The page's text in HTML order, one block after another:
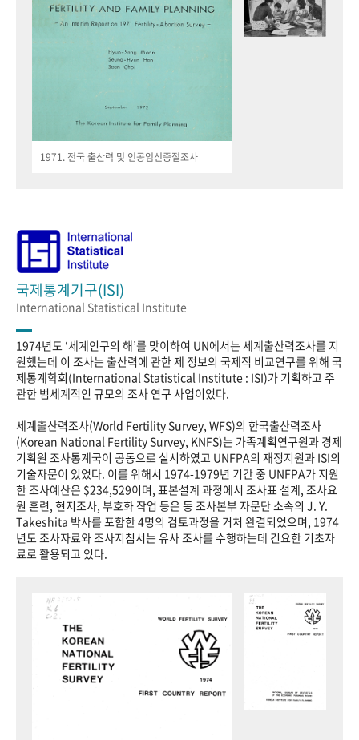
1971. 전국 출산력 및 인공임신중절조사
국제통계기구(ISI)
International Statistical Institute
1974년도 ‘세계인구의 해’를 맞이하여 UN에서는 세계출산력조사를 지
원했는데 이 조사는 출산력에 관한 제 정보의 국제적 비교연구를 위해 국
제통계학회(International Statistical Institute : ISI)가 기획하고 주
관한 범세계적인 규모의 조사 연구 사업이었다.
세계출산력조사(World Fertility Survey, WFS)의 한국출산력조사
(Korean National Fertility Survey, KNFS)는 가족계획연구원과 경제
기획원 조사통계국이 공동으로 실시하였고 UNFPA의 재정지원과 ISI의
기술자문이 있었다. 이를 위해서 1974-1979년 기간 중 UNFPA가 지원
한 조사예산은 $234,529이며, 표본설계 과정에서 조사표 설계, 조사요
원 훈련, 현지조사, 부호화 작업 등은 동 조사본부 자문단 소속의 J. Y.
Takeshita 박사를 포함한 4명의 검토과정을 거처 완결되었으며, 1974
년도 조사자료와 조사지침서는 유사 조사를 수행하는데 긴요한 기초자
료로 활용되고 있다.